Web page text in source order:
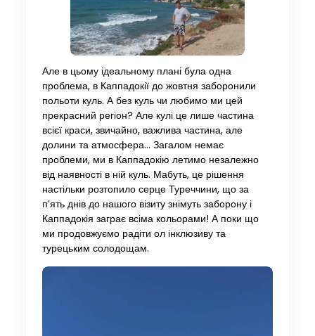
Але в цьому ідеальному плані була одна
проблема, в Каппадокії до жовтня заборонили
польоти куль. А без куль чи любимо ми цей
прекрасний регіон? Але кулі це лише частина
всієї краси, звичайно, важлива частина, але
долини та атмосфера… Загалом немає
проблеми, ми в Каппадокію летимо незалежно
від наявності в ній куль. Мабуть, це рішення
настільки розтопило серце Туреччини, що за
п’ять днів до нашого візиту знімуть заборону і
Каппадокія заграє всіма кольорами! А поки що
ми продовжуємо радіти ол інклюзиву та
турецьким солодощам.